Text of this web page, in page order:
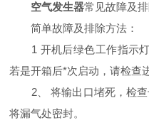
空气发生器常见故障及排
简单故障及排除方法：
1 开机后绿色工作指示灯
若是开箱后*次启动，请检查
2、 将输出口堵死，检查
将漏气处密封。